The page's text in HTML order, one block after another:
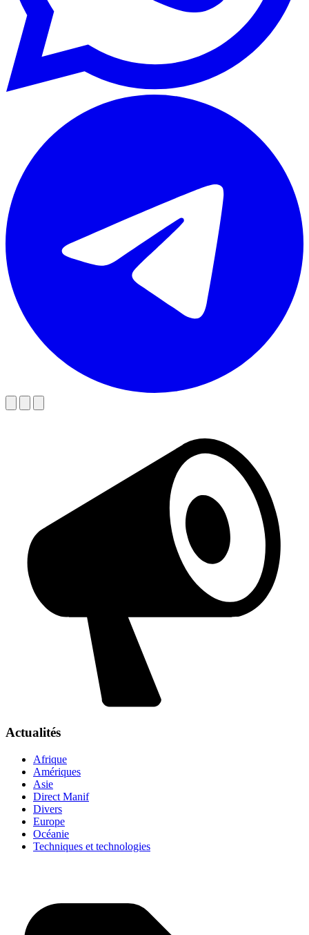
Actualités
Afrique
Amériques
Asie
Direct Manif
Divers
Europe
Océanie
Techniques et technologies